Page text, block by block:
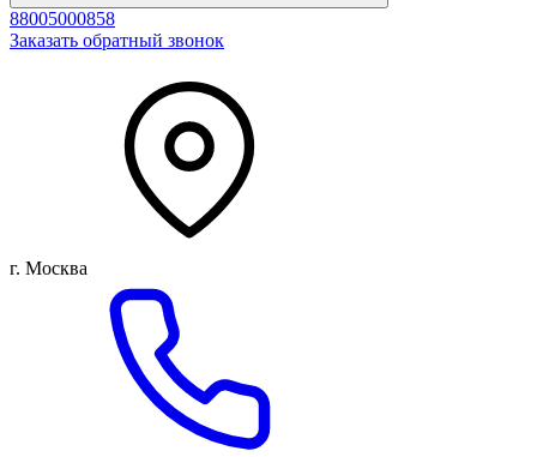
88005000858
Заказать обратный звонок
г. Москва